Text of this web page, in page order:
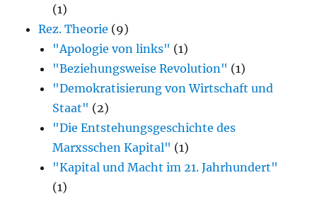
(1)
Rez. Theorie (9)
"Apologie von links" (1)
"Beziehungsweise Revolution" (1)
"Demokratisierung von Wirtschaft und
Staat" (2)
"Die Entstehungsgeschichte des
Marxsschen Kapital" (1)
"Kapital und Macht im 21. Jahrhundert"
(1)